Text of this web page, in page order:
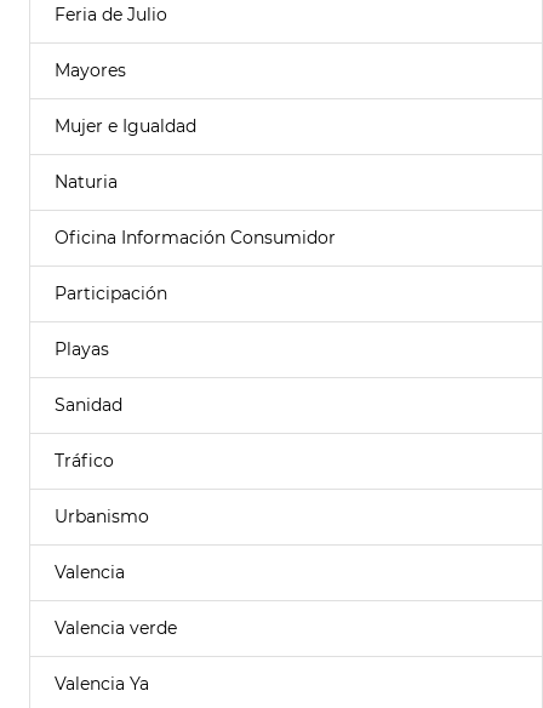
Feria de Julio
Mayores
Mujer e Igualdad
Naturia
Oficina Información Consumidor
Participación
Playas
Sanidad
Tráfico
Urbanismo
Valencia
Valencia verde
Valencia Ya